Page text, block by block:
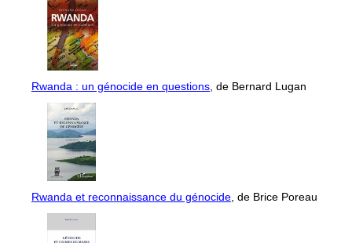
Rwanda : un génocide en questions, de Bernard Lugan
Rwanda et reconnaissance du génocide, de Brice Poreau